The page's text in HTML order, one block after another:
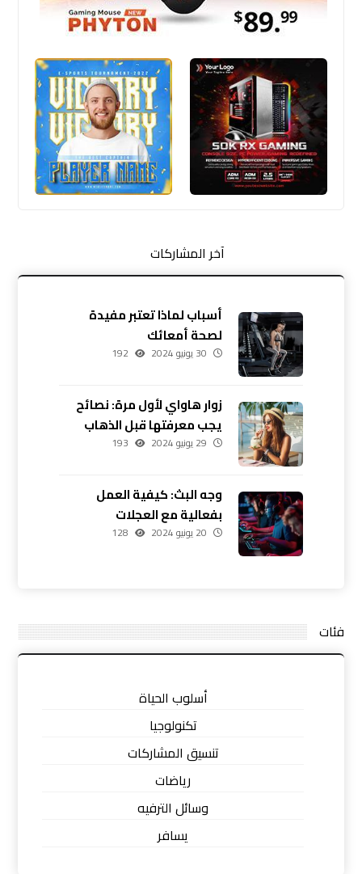
آخر المشاركات
أسباب لماذا تعتبر مفيدة
لصحة أمعائك
30 يونيو 2024 192
زوار هاواي لأول مرة: نصائح
يجب معرفتها قبل الذهاب
29 يونيو 2024 193
وجه البث: كيفية العمل
بفعالية مع العجلات
20 يونيو 2024 128
فئات
أسلوب الحياة
تكنولوجيا
تنسيق المشاركات
رياضات
وسائل الترفيه
يسافر